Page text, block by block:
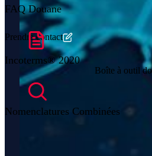
Prendre contact
Boîte à outil
FAQ Douane
Incoterms® 2020
Nomenclatures Combinées